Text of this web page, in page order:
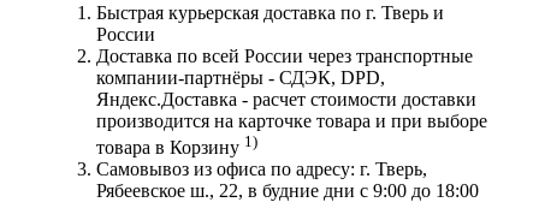
Быстрая курьерская доставка по г. Тверь и
России
Доставка по всей России через транспортные
компании-партнёры - СДЭК, DPD,
Яндекс.Доставка - расчет стоимости доставки
производится на карточке товара и при выборе
товара в Корзину 1)
Самовывоз из офиса по адресу: г. Тверь,
Рябеевское ш., 22, в будние дни с 9:00 до 18:00